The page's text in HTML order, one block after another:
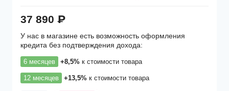
37 890 ₽
У нас в магазине есть возможность оформления
кредита без подтверждения дохода:
6 месяцев +8,5% к стоимости товара
12 месяцев +13,5% к стоимости товара